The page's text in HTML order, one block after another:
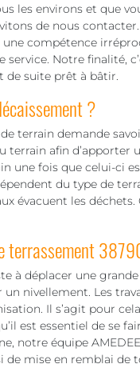
les environs et que
de nous
une compétence
Notre finalité,
de suite prêt à bâtir.
?
terrain demande
terrain afin d’apporter
une fois que celui-ci
du type de
évacuent les
terrassement
à déplacer une
nivellement. Les
Il s’agit pour
est essentiel de se
notre équipe
de mise en remblai de